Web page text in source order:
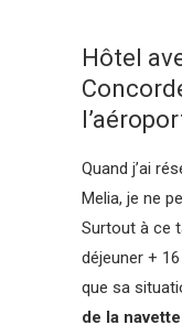
Hôtel
Quand j’ai
Melia, je ne
Surtout à ce
déjeuner +
que sa
de la navette